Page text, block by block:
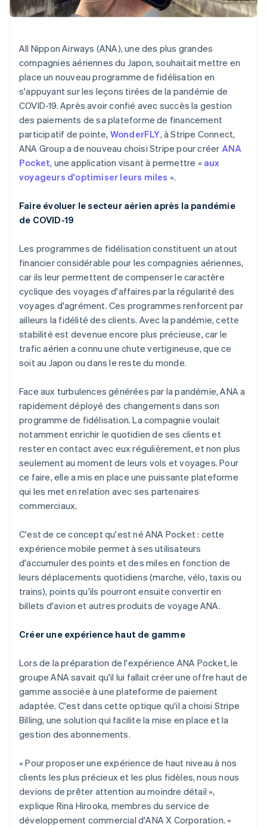
Atlas
Élimination du carbone
Identity
Vérification de l'identité
Stripe Sessions 2026
Découvrez comment Stripe construit l’infrastructure
Regarder
Commerce de détail
Écosystème
Partenaires
Stripe App Marketplace
État des API
All Nippon Airways (ANA), une des plus grandes
compagnies aériennes du Japon, souhaitait mettre en
place un nouveau programme de fidélisation en
s'appuyant sur les leçons tirées de la pandémie de
COVID-19. Après avoir confié avec succès la gestion
des paiements de sa plateforme de financement
participatif de pointe, WonderFLY, à Stripe Connect,
ANA Group a de nouveau choisi Stripe pour créer ANA
Pocket, une application visant à permettre « aux
voyageurs d'optimiser leurs miles ».
Faire évoluer le secteur aérien après la pandémie
de COVID-19
Les programmes de fidélisation constituent un atout
financier considérable pour les compagnies aériennes,
car ils leur permettent de compenser le caractère
cyclique des voyages d'affaires par la régularité des
voyages d'agrément. Ces programmes renforcent par
ailleurs la fidélité des clients. Avec la pandémie, cette
stabilité est devenue encore plus précieuse, car le
trafic aérien a connu une chute vertigineuse, que ce
soit au Japon ou dans le reste du monde.
Face aux turbulences générées par la pandémie, ANA a
rapidement déployé des changements dans son
programme de fidélisation. La compagnie voulait
notamment enrichir le quotidien de ses clients et
rester en contact avec eux régulièrement, et non plus
seulement au moment de leurs vols et voyages. Pour
ce faire, elle a mis en place une puissante plateforme
qui les met en relation avec ses partenaires
commerciaux.
C'est de ce concept qu'est né ANA Pocket : cette
expérience mobile permet à ses utilisateurs
d'accumuler des points et des miles en fonction de
leurs déplacements quotidiens (marche, vélo, taxis ou
trains), points qu'ils pourront ensuite convertir en
billets d'avion et autres produits de voyage ANA.
Créer une expérience haut de gamme
Lors de la préparation de l'expérience ANA Pocket, le
groupe ANA savait qu'il lui fallait créer une offre haut de
gamme associée à une plateforme de paiement
adaptée. C'est dans cette optique qu'il a choisi Stripe
Billing, une solution qui facilite la mise en place et la
gestion des abonnements.
« Pour proposer une expérience de haut niveau à nos
clients les plus précieux et les plus fidèles, nous nous
devions de prêter attention au moindre détail »,
explique Rina Hirooka, membres du service de
développement commercial d'ANA X Corporation. «